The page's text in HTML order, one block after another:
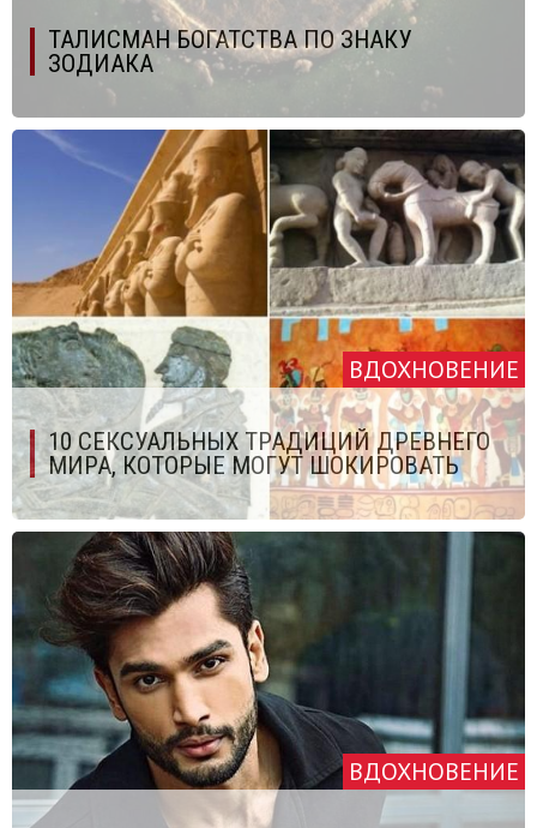
ТАЛИСМАН БОГАТСТВА ПО ЗНАКУ
ЗОДИАКА
ВДОХНОВЕНИЕ
10 СЕКСУАЛЬНЫХ ТРАДИЦИЙ ДРЕВНЕГО
МИРА, КОТОРЫЕ МОГУТ ШОКИРОВАТЬ
ВДОХНОВЕНИЕ